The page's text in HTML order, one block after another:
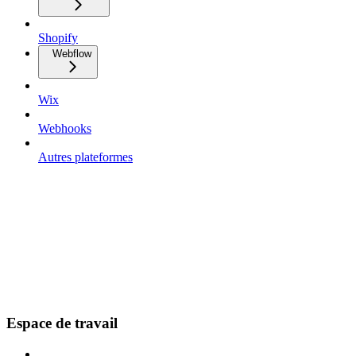
Shopify
Webflow
Wix
Webhooks
Autres plateformes
Espace de travail